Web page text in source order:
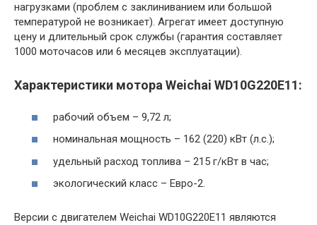
нагрузками (проблем с заклиниванием или большой
температурой не возникает). Агрегат имеет доступную
цену и длительный срок службы (гарантия составляет
1000 моточасов или 6 месяцев эксплуатации).
Характеристики мотора Weichai WD10G220E11:
рабочий объем – 9,72 л;
номинальная мощность – 162 (220) кВт (л.с.);
удельный расход топлива – 215 г/кВт в час;
экологический класс – Евро-2.
Версии с двигателем Weichai WD10G220E11 являются